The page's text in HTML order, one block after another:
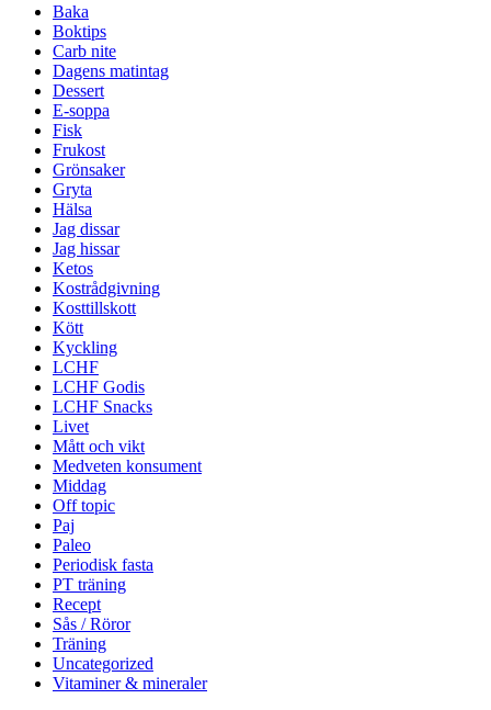
Baka
Boktips
Carb nite
Dagens matintag
Dessert
E-soppa
Fisk
Frukost
Grönsaker
Gryta
Hälsa
Jag dissar
Jag hissar
Ketos
Kostrådgivning
Kosttillskott
Kött
Kyckling
LCHF
LCHF Godis
LCHF Snacks
Livet
Mått och vikt
Medveten konsument
Middag
Off topic
Paj
Paleo
Periodisk fasta
PT träning
Recept
Sås / Röror
Träning
Uncategorized
Vitaminer & mineraler